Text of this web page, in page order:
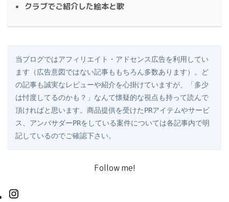
クラブでご紹介した絵本と歌
当ブログではアフィリエイト・アドセンス広告を利用してい
ます（広告意図ではない記事ももちろん多数あります）。ど
の記事も誠実なレビューや紹介を心掛けていますが、「多少
は忖度してるのかも？」なんて懐疑的な視点も持って読んで
頂ければと思います。商品提供を受けたPRアイテムやサービ
ス、アンバサダーPRをしている案件については各記事内で明
記しているのでご確認下さい。
Follow me!